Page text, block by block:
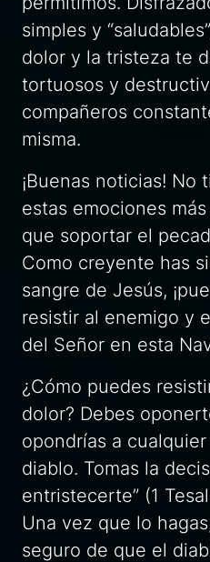
simples y
dolor y la tristeza te
tortuosos y
compañeros
misma.
¡Buenas noticias!
estas emociones
que soportar el
Como creyente has
sangre de Jesús,
resistir al enemigo y
del Señor en esta
¿Cómo puedes
dolor? Debes
opondrías a
diablo. Tomas la
entristecerte” (1
Una vez que lo
seguro de que el